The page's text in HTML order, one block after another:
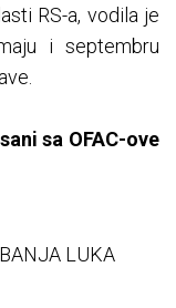
RS-a, vodila je
i septembru
sa OFAC-ove
LUKA